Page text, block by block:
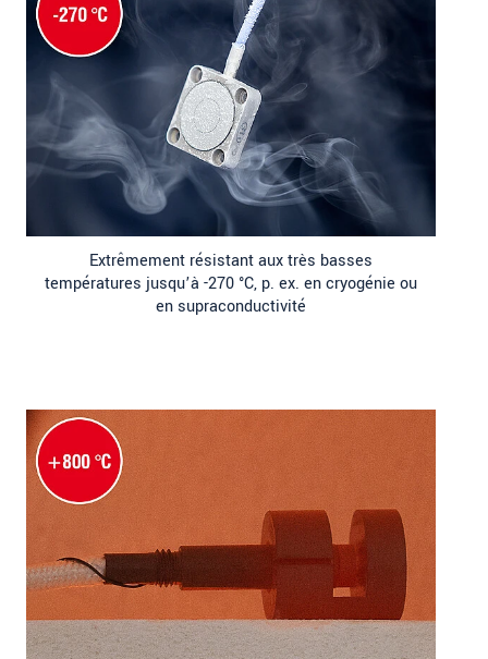
Extrêmement résistant aux très basses
températures jusqu’à -270 °C, p. ex. en cryogénie ou
en supraconductivité